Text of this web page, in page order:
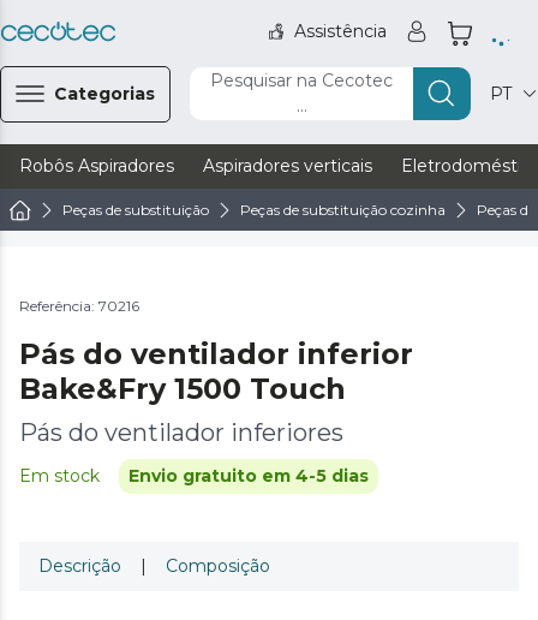
Assistência
Categorias
Pesquisar na Cecotec
...
PT
Robôs Aspiradores Aspiradores verticais
Peças de substituição Peças de substituição cozinha Peças
Referência: 70216
Pás do ventilador inferior
Bake&Fry 1500 Touch
Pás do ventilador inferiores
Em stock Envio gratuito em 4-5 dias
Descrição | Composição